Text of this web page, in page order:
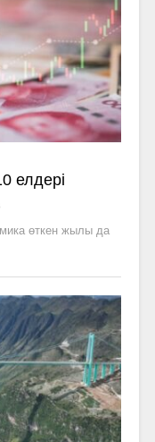
елдері
өткен жылы да